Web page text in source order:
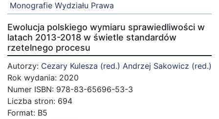
Monografie Wydziału Prawa
Ewolucja polskiego wymiaru sprawiedliwości w
latach 2013-2018 w świetle standardów
rzetelnego procesu
Autorzy: Cezary Kulesza (red.) Andrzej Sakowicz (red.)
Rok wydania: 2020
Numer ISBN: 978-83-65696-53-3
Liczba stron: 694
Format: B5